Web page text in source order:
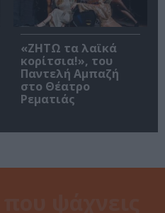
«ΖΗΤΩ τα λαϊκά
κορίτσια!», του
Παντελή Αμπαζή
στο Θέατρο
Ρεματιάς